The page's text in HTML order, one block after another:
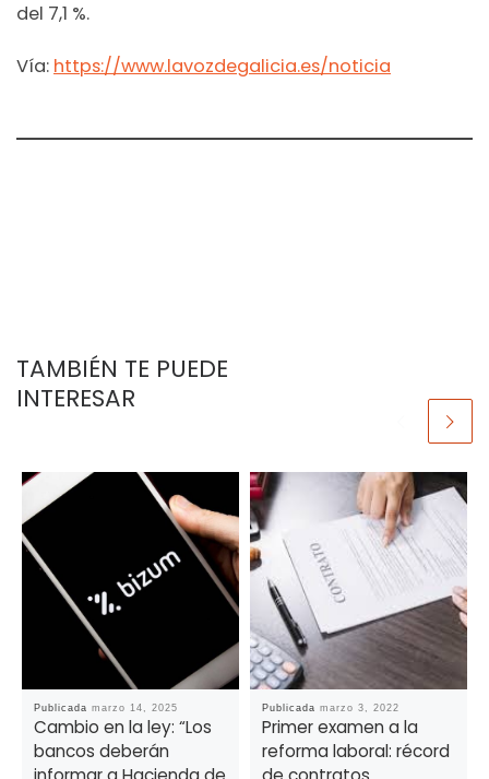
del 7,1 %.
Vía: https://www.lavozdegalicia.es/noticia
TAMBIÉN TE PUEDE
INTERESAR
Publicada marzo 14, 2025
Cambio en la ley: “Los
bancos deberán
Publicada marzo 3, 2022
Primer examen a la
reforma laboral: récord